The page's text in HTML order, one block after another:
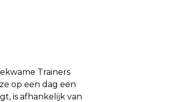
Trainers
op een dag een
is afhankelijk van